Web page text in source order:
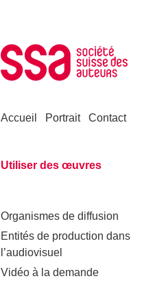
Accueil Portrait Contact
Utiliser des œuvres
Organismes de diffusion
Entités de production dans
l’audiovisuel
Vidéo à la demande